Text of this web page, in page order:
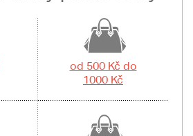
od 500 Kč do
1000 Kč